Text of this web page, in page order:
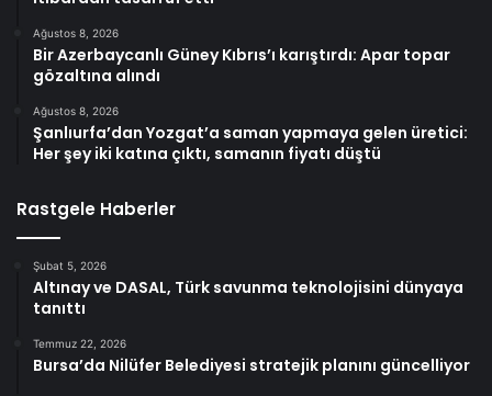
Ağustos 8, 2026
Bir Azerbaycanlı Güney Kıbrıs’ı karıştırdı: Apar topar
gözaltına alındı
Ağustos 8, 2026
Şanlıurfa’dan Yozgat’a saman yapmaya gelen üretici:
Her şey iki katına çıktı, samanın fiyatı düştü
Rastgele Haberler
Şubat 5, 2026
Altınay ve DASAL, Türk savunma teknolojisini dünyaya
tanıttı
Temmuz 22, 2026
Bursa’da Nilüfer Belediyesi stratejik planını güncelliyor